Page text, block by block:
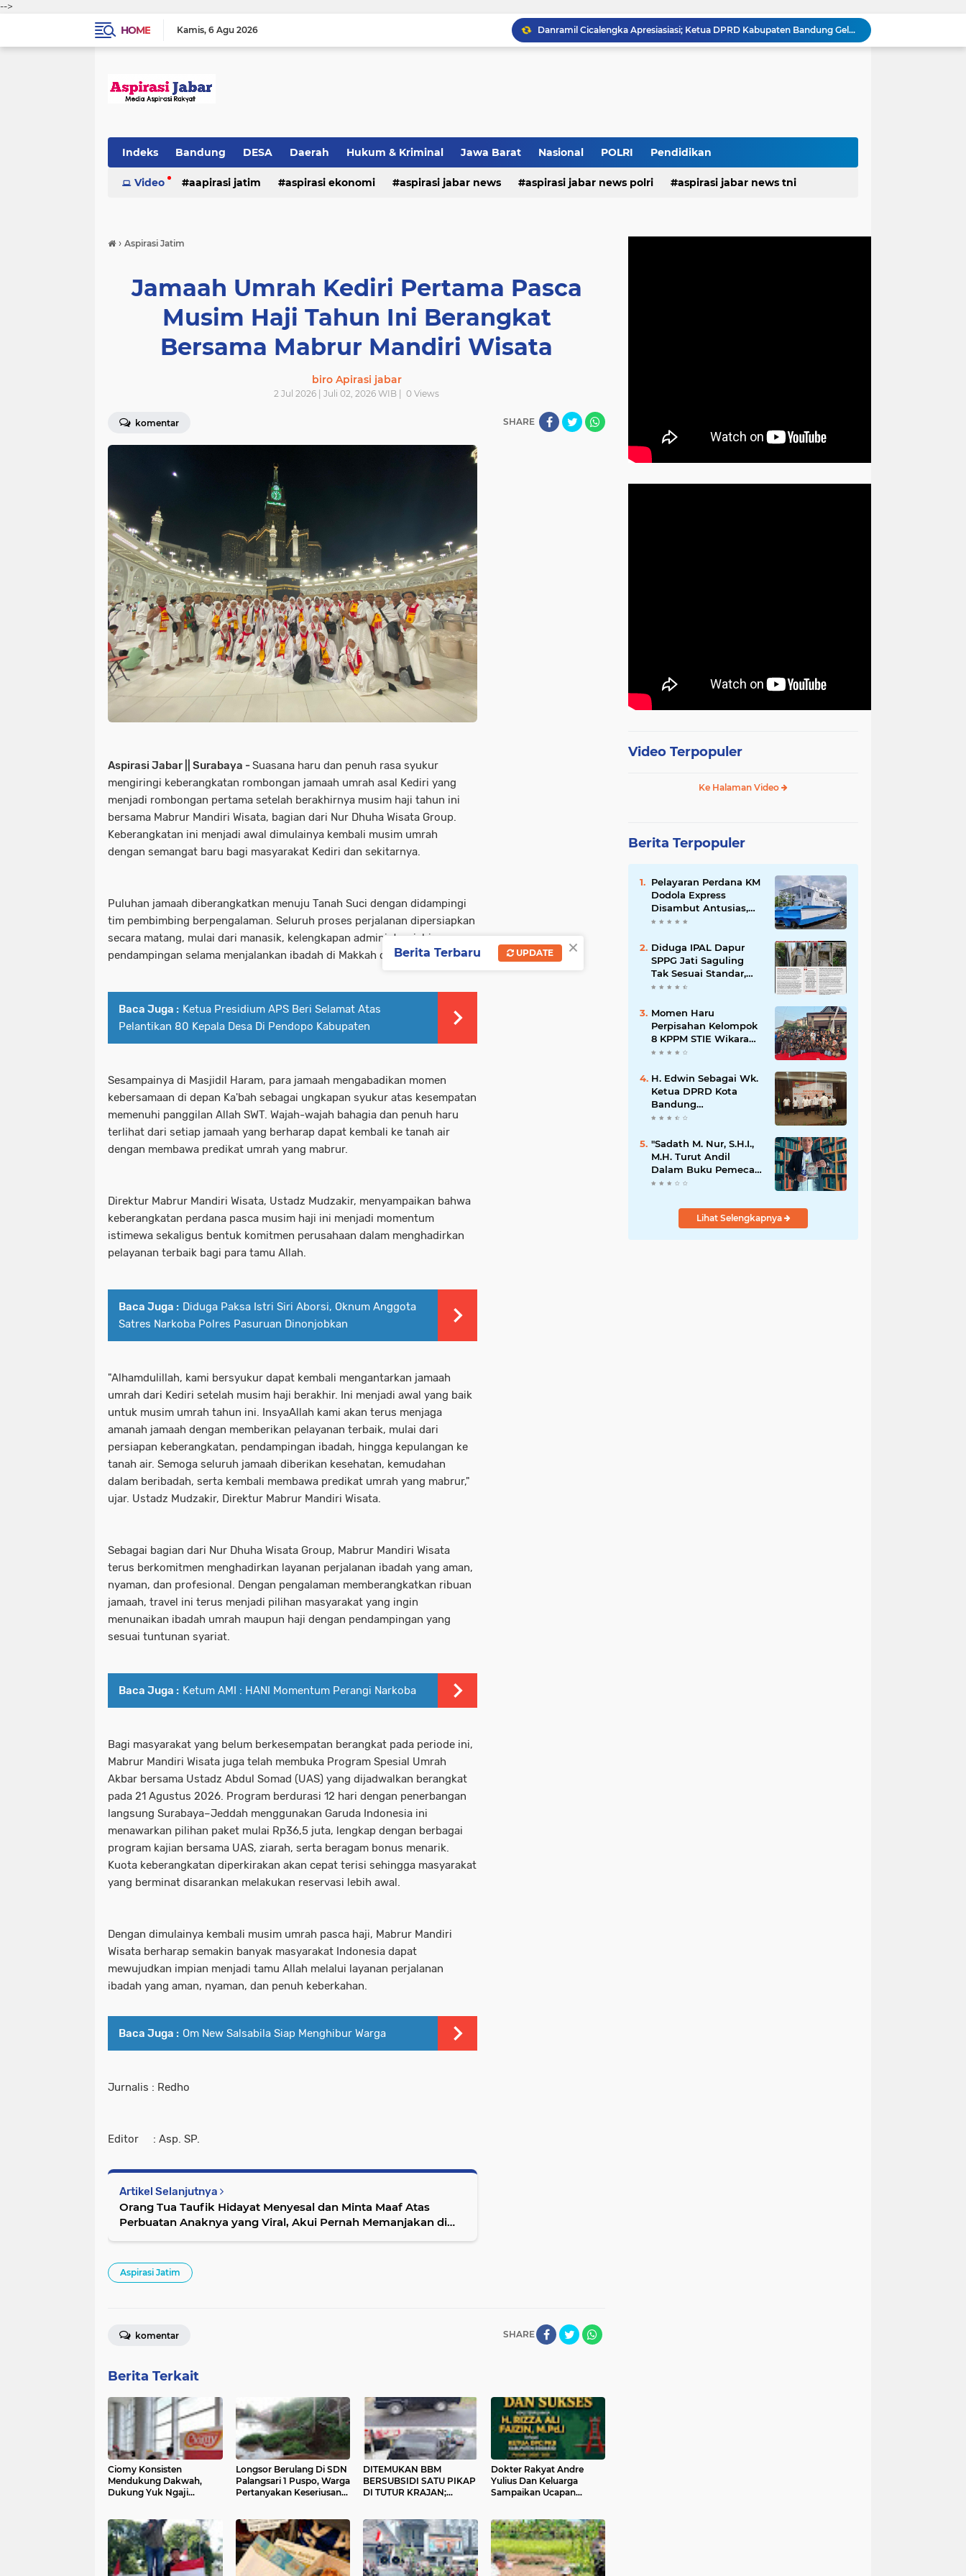
-->
HOME
Kamis 6 Agu 2026
Danramil Cicalengka Apresiasiasi; Ketua DPRD Kabupaten Bandung Gelar Dialog Lintas Sektor di Cicalengka, Tampung Aspirasi Langsung Warga
Indeks Bandung DESA Daerah Hukum & Kriminal Jawa Barat Nasional POLRI Pendidikan
Video aapirasi jatim aspirasi ekonomi aspirasi jabar news aspirasi jabar news polri aspirasi jabar news tni
hukum & kriminal
› Aspirasi Jatim
Jamaah Umrah Kediri Pertama Pasca
Musim Haji Tahun Ini Berangkat
Bersama Mabrur Mandiri Wisata
biro Apirasi jabar
2 Jul 2026 | Juli 02, 2026 WIB | 0 Views
komentar SHARE
Aspirasi Jabar || Surabaya -Suasana haru dan penuh rasa syukur
mengiringi keberangkatan rombongan jamaah umrah asal Kediri yang
menjadi rombongan pertama setelah berakhirnya musim haji tahun ini
bersama Mabrur Mandiri Wisata, bagian dari Nur Dhuha Wisata Group.
Keberangkatan ini menjadi awal dimulainya kembali musim umrah
dengan semangat baru bagi masyarakat Kediri dan sekitarnya.
Puluhan jamaah diberangkatkan menuju Tanah Suci dengan didampingi
tim pembimbing berpengalaman. Seluruh proses perjalanan dipersiapkan
secara matang, mulai dari manasik, kelengkapan administrasi, hingga
pendampingan selama menjalankan ibadah di Makkah dan Madinah.
Baca Juga : Ketua Presidium APS Beri Selamat Atas
Pelantikan 80 Kepala Desa Di Pendopo Kabupaten
Sesampainya di Masjidil Haram, para jamaah mengabadikan momen
kebersamaan di depan Ka'bah sebagai ungkapan syukur atas kesempatan
memenuhi panggilan Allah SWT. Wajah-wajah bahagia dan penuh haru
terlihat dari setiap jamaah yang berharap dapat kembali ke tanah air
dengan membawa predikat umrah yang mabrur.
Direktur Mabrur Mandiri Wisata, Ustadz Mudzakir, menyampaikan bahwa
keberangkatan perdana pasca musim haji ini menjadi momentum
istimewa sekaligus bentuk komitmen perusahaan dalam menghadirkan
pelayanan terbaik bagi para tamu Allah.
Baca Juga : Diduga Paksa Istri Siri Aborsi, Oknum Anggota
Satres Narkoba Polres Pasuruan Dinonjobkan
"Alhamdulillah, kami bersyukur dapat kembali mengantarkan jamaah
umrah dari Kediri setelah musim haji berakhir. Ini menjadi awal yang baik
untuk musim umrah tahun ini. InsyaAllah kami akan terus menjaga
amanah jamaah dengan memberikan pelayanan terbaik, mulai dari
persiapan keberangkatan, pendampingan ibadah, hingga kepulangan ke
tanah air. Semoga seluruh jamaah diberikan kesehatan, kemudahan
dalam beribadah, serta kembali membawa predikat umrah yang mabrur,"
ujar. Ustadz Mudzakir, Direktur Mabrur Mandiri Wisata.
Sebagai bagian dari Nur Dhuha Wisata Group, Mabrur Mandiri Wisata
terus berkomitmen menghadirkan layanan perjalanan ibadah yang aman,
nyaman, dan profesional. Dengan pengalaman memberangkatkan ribuan
jamaah, travel ini terus menjadi pilihan masyarakat yang ingin
menunaikan ibadah umrah maupun haji dengan pendampingan yang
sesuai tuntunan syariat.
Baca Juga : Ketum AMI : HANI Momentum Perangi Narkoba
Bagi masyarakat yang belum berkesempatan berangkat pada periode ini,
Mabrur Mandiri Wisata juga telah membuka Program Spesial Umrah
Akbar bersama Ustadz Abdul Somad (UAS) yang dijadwalkan berangkat
pada 21 Agustus 2026. Program berdurasi 12 hari dengan penerbangan
langsung Surabaya–Jeddah menggunakan Garuda Indonesia ini
menawarkan pilihan paket mulai Rp36,5 juta, lengkap dengan berbagai
program kajian bersama UAS, ziarah, serta beragam bonus menarik.
Kuota keberangkatan diperkirakan akan cepat terisi sehingga masyarakat
yang berminat disarankan melakukan reservasi lebih awal.
Dengan dimulainya kembali musim umrah pasca haji, Mabrur Mandiri
Wisata berharap semakin banyak masyarakat Indonesia dapat
mewujudkan impian menjadi tamu Allah melalui layanan perjalanan
ibadah yang aman, nyaman, dan penuh keberkahan.
Baca Juga : Om New Salsabila Siap Menghibur Warga
Jurnalis : Redho
Editor : Asp. SP.
Artikel Selanjutnya
Orang Tua Taufik Hidayat Menyesal dan Minta Maaf Atas
Perbuatan Anaknya yang Viral, Akui Pernah Memanjakan di
Aspirasi Jatim
SHARE
komentar
Berita Terkait
Ciomy Konsisten
Mendukung Dakwah,
Dukung Yuk Ngaji
Rasulullah
Longsor Berulang Di SDN
Palangsari 1 Puspo, Warga
Pertanyakan Keseriusan
DITEMUKAN BBM
BERSUBSIDI SATU PIKAP
DI TUTUR KRAJAN;
MEDIA SIAP AWALI
PROSES PENINDAKAN
Dokter Rakyat Andre
Yulius Dan Keluarga
Sampaikan Ucapan
sebagai Ketua DPC PKB
Sidoarjo
Video Terpopuler
Ke Halaman Video
Berita Terpopuler
Pelayaran Perdana KM
Dodola Express
Disambut Antusias,
Baling-Baling Segera
Diduga IPAL Dapur
SPPG Jati Saguling
Tak Sesuai Standar,
Warga Keluhkan
Mengalir ke Sungai
Momen Haru
Perpisahan Kelompok
8 KPPM STIE Wikara
Bersama Kepala Desa
Kecamatan Bojong
H. Edwin Sebagai Wk.
Ketua DPRD Kota
Bandung
Mengapresiasi Dan
Kepada
Kepemimpinan Merdi
Hajiji Sebagai ketua
DPD Lpm Kota
2021-2026
"Sadath M. Nur, S.H.I.,
M.H. Turut Andil
Dalam Buku Pemecah
Rekor MURI Puisi
Lihat Selengkapnya
×
Berita Terbaru UPDATE